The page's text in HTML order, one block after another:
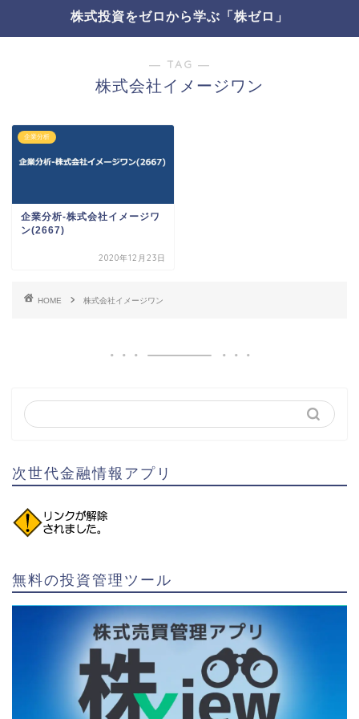
株式投資をゼロから学ぶ「株ゼロ」
― TAG ―
株式会社イメージワン
企業分析
企業分析-株式会社イメージワ
ン(2667)
2020年12月23日
HOME 株式会社イメージワン
次世代金融情報アプリ
無料の投資管理ツール